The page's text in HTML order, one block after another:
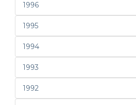
1996
1995
1994
1993
1992